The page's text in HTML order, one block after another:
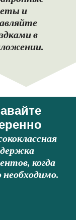
и
в
когда
необходимо.